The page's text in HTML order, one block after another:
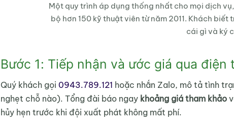
Một quy trình áp dụng thống nhất cho mọi dịch
bộ hơn 150 kỹ thuật viên từ năm 2011. Khách
cái gì và ký
Bước 1: Tiếp nhận và ước giá qua điện
Quý khách gọi 0943.789.121 hoặc nhắn Zalo, mô tả tình
nghẹt chỗ nào). Tổng đài báo ngay khoảng giá tham khảo
hủy hẹn trước khi đội xuất phát không mất phí.